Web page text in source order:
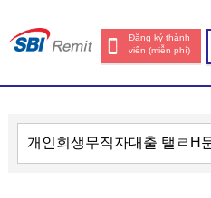
Đăng ký thành
viên (miễn phí)